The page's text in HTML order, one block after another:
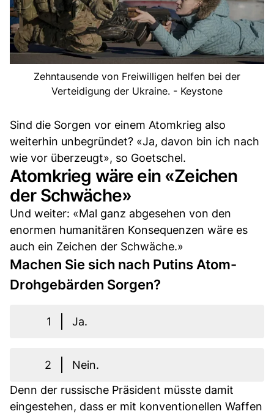
Zehntausende von Freiwilligen helfen bei der
Verteidigung der Ukraine. - Keystone
Sind die Sorgen vor einem Atomkrieg also
weiterhin unbegründet? «Ja, davon bin ich nach
wie vor überzeugt», so Goetschel.
Atomkrieg wäre ein «Zeichen
der Schwäche»
Und weiter: «Mal ganz abgesehen von den
enormen humanitären Konsequenzen wäre es
auch ein Zeichen der Schwäche.»
Machen Sie sich nach Putins Atom-
Drohgebärden Sorgen?
1 Ja.
2
Nein.
Denn der russische Präsident müsste damit
eingestehen, dass er mit konventionellen Waffen